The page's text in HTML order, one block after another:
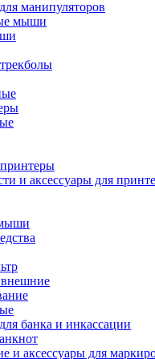
манипуляторов
мыши
и аксессуары для
банка и инкассации
и аксессуары для